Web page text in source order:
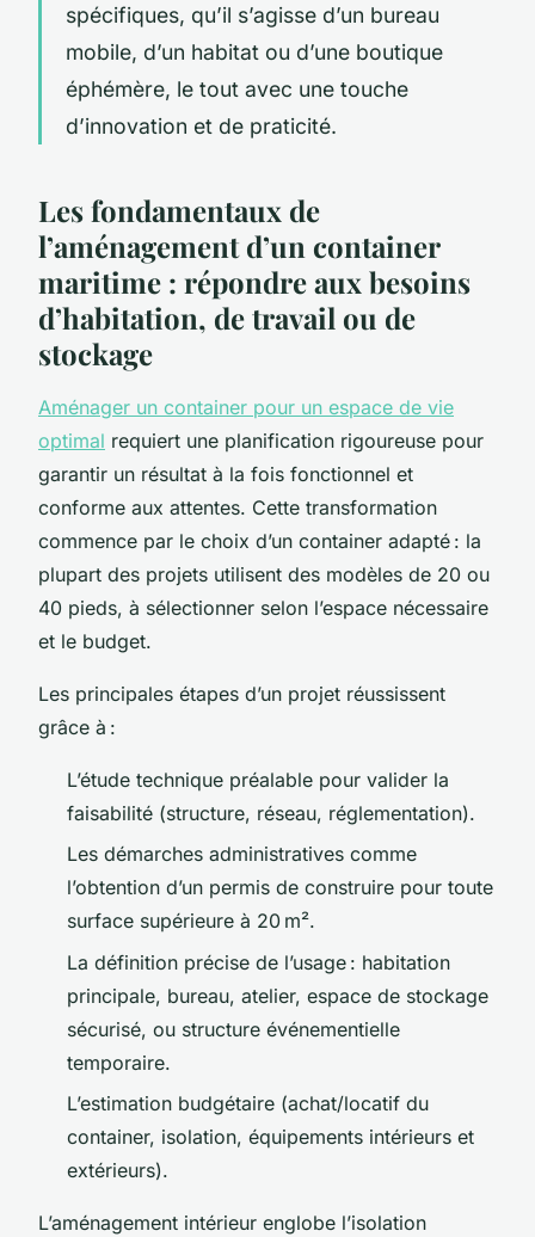
spécifiques, qu’il s’agisse d’un bureau
mobile, d’un habitat ou d’une boutique
éphémère, le tout avec une touche
d’innovation et de praticité.
Les fondamentaux de
l’aménagement d’un container
maritime : répondre aux besoins
d’habitation, de travail ou de
stockage
Aménager un container pour un espace de vie
optimal requiert une planification rigoureuse pour
garantir un résultat à la fois fonctionnel et
conforme aux attentes. Cette transformation
commence par le choix d’un container adapté : la
plupart des projets utilisent des modèles de 20 ou
40 pieds, à sélectionner selon l’espace nécessaire
et le budget.
Les principales étapes d’un projet réussissent
grâce à :
L’étude technique préalable pour valider la
faisabilité (structure, réseau, réglementation).
Les démarches administratives comme
l’obtention d’un permis de construire pour toute
surface supérieure à 20 m².
La définition précise de l’usage : habitation
principale, bureau, atelier, espace de stockage
sécurisé, ou structure événementielle
temporaire.
L’estimation budgétaire (achat/locatif du
container, isolation, équipements intérieurs et
extérieurs).
L’aménagement intérieur englobe l’isolation